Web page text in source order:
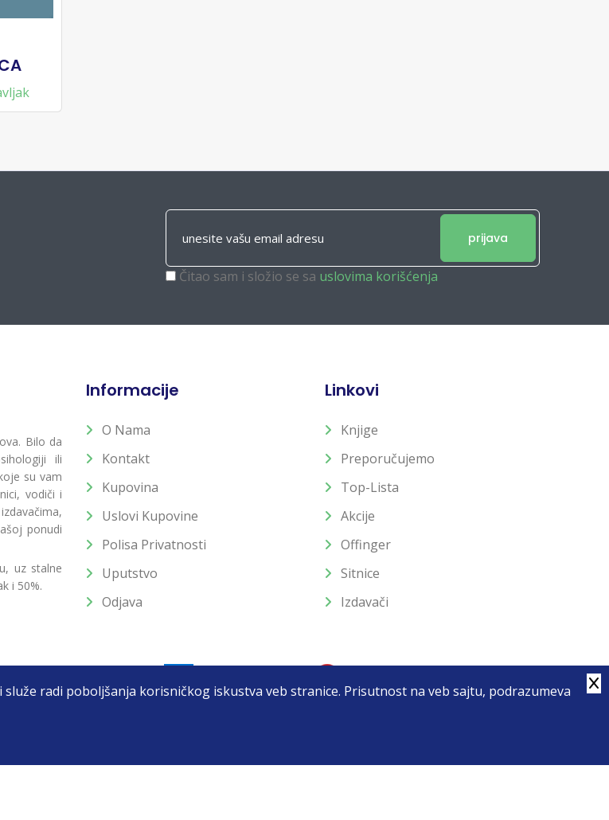
radi poboljšanja korisničkog iskustva veb stranice. Prisutnost na veb sajtu, podrazumeva
prijava
Čitao sam i složio se sa uslovima korišćenja
Bilo da
ili
su vam
vodiči i
ponudi
uz stalne
i 50%.
Informacije
O Nama
Kontakt
Kupovina
Uslovi Kupovine
Polisa Privatnosti
Uputstvo
Odjava
Linkovi
Knjige
Preporučujemo
Top-Lista
Akcije
Offinger
Sitnice
Izdavači